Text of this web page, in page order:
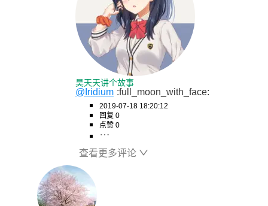
昊天天讲个故事
@Iridium :full_moon_with_face:
2019-07-18 18:20:12
回复 0
点赞 0
查看更多评论